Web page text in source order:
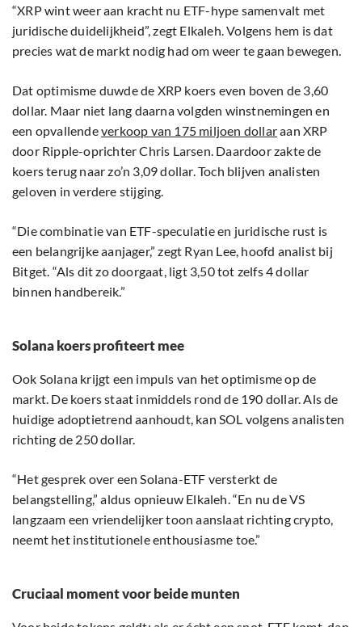
“XRP wint weer aan kracht nu ETF-hype samenvalt met
juridische duidelijkheid”, zegt Elkaleh. Volgens hem is dat
precies wat de markt nodig had om weer te gaan bewegen.
Dat optimisme duwde de XRP koers even boven de 3,60
dollar. Maar niet lang daarna volgden winstnemingen en
een opvallendeverkoop van 175 miljoen dollaraan XRP
door Ripple-oprichter Chris Larsen. Daardoor zakte de
koers terug naar zo’n 3,09 dollar. Toch blijven analisten
geloven in verdere stijging.
“Die combinatie van ETF-speculatie en juridische rust is
een belangrijke aanjager,” zegt Ryan Lee, hoofd analist bij
Bitget. “Als dit zo doorgaat, ligt 3,50 tot zelfs 4 dollar
binnen handbereik.”
Solana koers profiteert mee
Ook Solana krijgt een impuls van het optimisme op de
markt. De koers staat inmiddels rond de 190 dollar. Als de
huidige adoptietrend aanhoudt, kan SOL volgens analisten
richting de 250 dollar.
“Het gesprek over een Solana-ETF versterkt de
belangstelling,” aldus opnieuw Elkaleh. “En nu de VS
langzaam een vriendelijker toon aanslaat richting crypto,
neemt het institutionele enthousiasme toe.”
Cruciaal moment voor beide munten